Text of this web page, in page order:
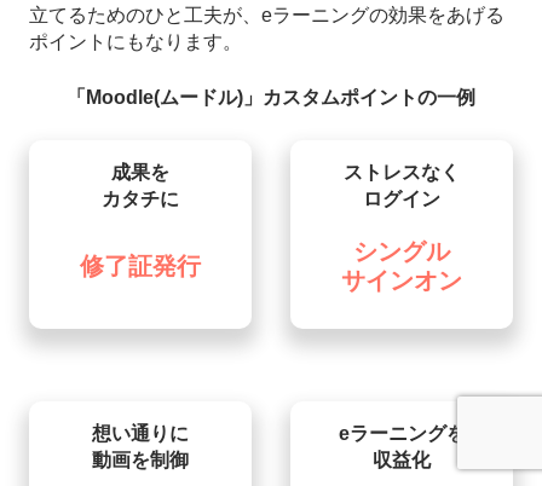
立てるためのひと工夫が、eラーニングの効果をあげる
ポイントにもなります。
「Moodle(ムードル)」カスタムポイントの一例
成果を
カタチに
修了証発行
ストレスなく
ログイン
シングル
サインオン
想い通りに
動画を制御
eラーニングを
収益化